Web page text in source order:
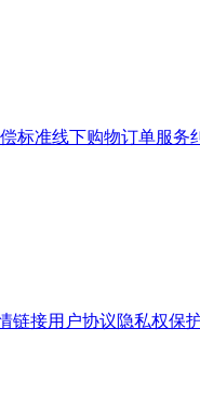
标准线下购物订单服务
链接用户协议隐私权保